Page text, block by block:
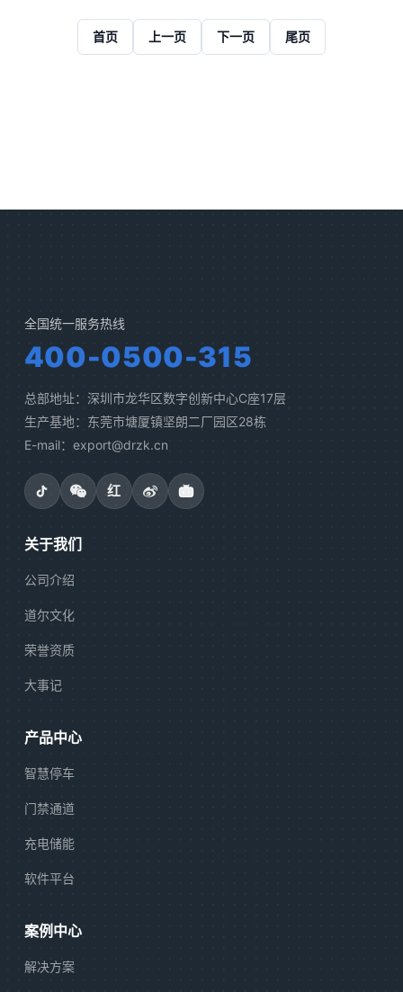
首页 上一页 下一页 尾页
全国统一服务热线
400-0500-315
总部地址：深圳市龙华区数字创新中心C座17层
生产基地：东莞市塘厦镇坚朗二厂园区28栋
E-mail：export@drzk.cn
红
关于我们
公司介绍
道尔文化
荣誉资质
大事记
产品中心
智慧停车
门禁通道
充电储能
软件平台
案例中心
解决方案